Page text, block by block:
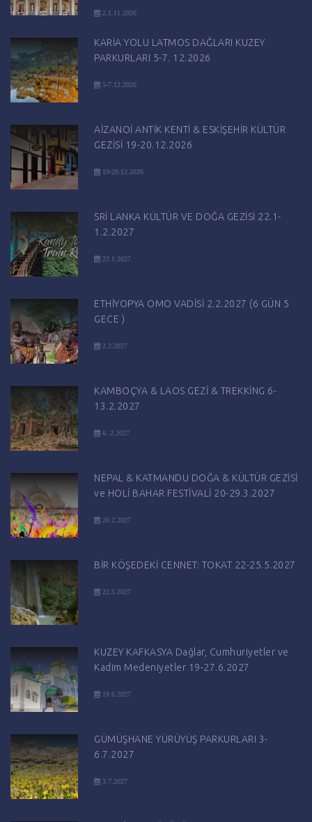
2.1.11.2026
KARİA YOLU LATMOS DAĞLARI KUZEY
PARKURLARI 5-7. 12.2026
5-7.12.2026
AİZANOİ ANTİK KENTİ & ESKİŞEHİR KÜLTÜR
GEZİSİ 19-20.12.2026
19-20.12.2026
SRİ LANKA KÜLTÜR VE DOĞA GEZİSİ 22.1-
1.2.2027
22.1.2027
ETHİYOPYA OMO VADİSİ 2.2.2027 (6 GÜN 5
GECE )
2.2.2027
KAMBOÇYA & LAOS GEZİ & TREKKİNG 6-
13.2.2027
6..2.2027
NEPAL & KATMANDU DOĞA & KÜLTÜR GEZİSİ
ve HOLİ BAHAR FESTİVALİ 20-29.3.2027
20.2.2027
BİR KÖŞEDEKİ CENNET: TOKAT 22-25.5.2027
22.5.2027
KUZEY KAFKASYA Dağlar, Cumhuriyetler ve
Kadim Medeniyetler 19-27.6.2027
19.6.2027
GÜMÜŞHANE YÜRÜYÜŞ PARKURLARI 3-
6.7.2027
3.7.2027